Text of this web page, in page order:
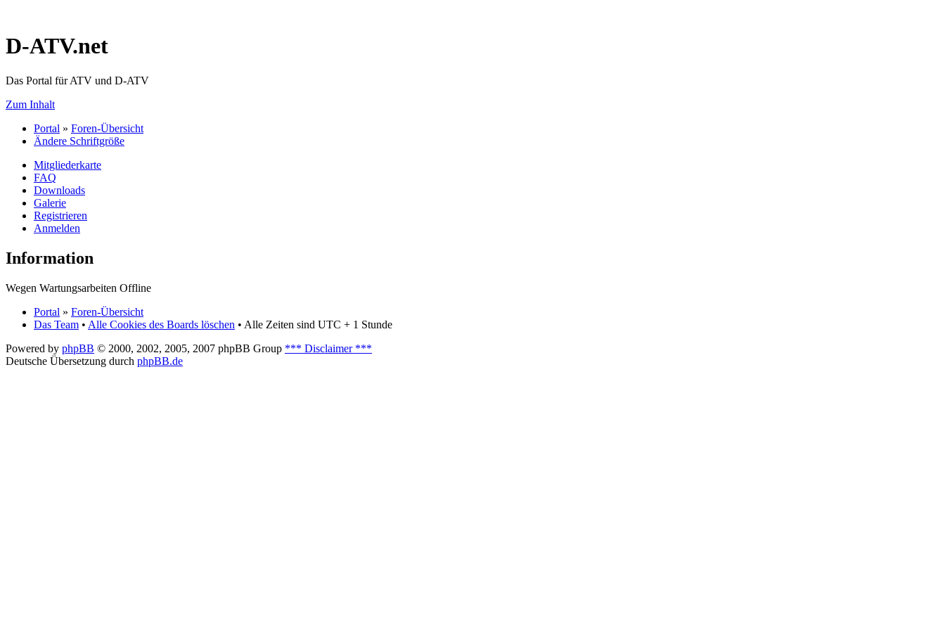
D-ATV.net
Das Portal für ATV und D-ATV
Zum Inhalt
Portal » Foren-Übersicht
Ändere Schriftgröße
Mitgliederkarte
FAQ
Downloads
Galerie
Registrieren
Anmelden
Information
Wegen Wartungsarbeiten Offline
Portal » Foren-Übersicht
Das Team • Alle Cookies des Boards löschen • Alle Zeiten sind UTC + 1 Stunde
Powered by phpBB © 2000, 2002, 2005, 2007 phpBB Group *** Disclaimer ***
Deutsche Übersetzung durch phpBB.de